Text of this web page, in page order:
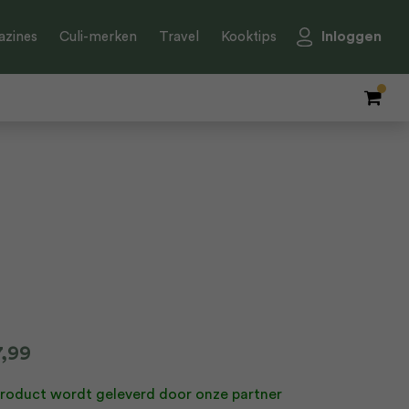
Culi-merken Travel Kooktips Inloggen
wordt geleverd door onze partner